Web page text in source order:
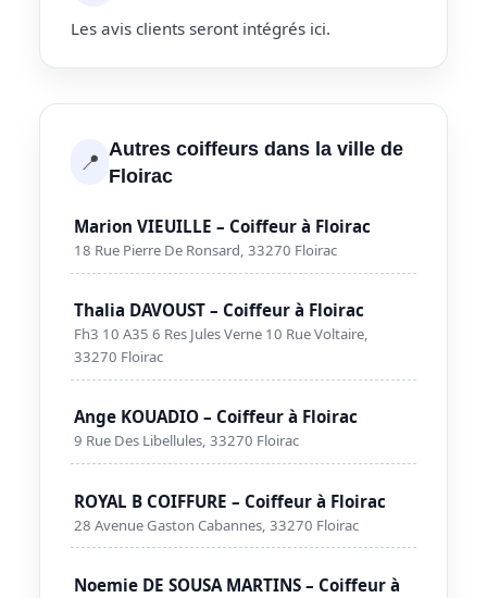
Les avis clients seront intégrés ici.
📍 Autres coiffeurs dans la ville de
Floirac
Marion VIEUILLE – Coiffeur à Floirac
18 Rue Pierre De Ronsard, 33270 Floirac
Thalia DAVOUST – Coiffeur à Floirac
Fh3 10 A35 6 Res Jules Verne 10 Rue Voltaire,
33270 Floirac
Ange KOUADIO – Coiffeur à Floirac
9 Rue Des Libellules, 33270 Floirac
ROYAL B COIFFURE – Coiffeur à Floirac
28 Avenue Gaston Cabannes, 33270 Floirac
Noemie DE SOUSA MARTINS – Coiffeur à